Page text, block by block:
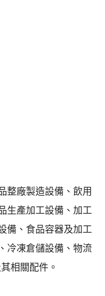
整廠製造設備、飲用
生產加工設備、加工
備、食品容器及加工
冷凍倉儲設備、物流
相關配件。